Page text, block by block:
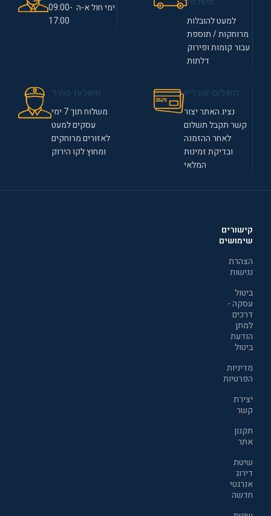
למעט להובלות
מרוחקות / תוספת
עבור קומות ופירוק
דלתות
ימי חול א-ה 09:00-
17:00
נציג האתר יצור
קשר תקבל תשלום
לאחר ההזמנה
ובדיקת זמינות
המלאי
משלוח תוך 7 ימי
עסקים למעט
לאזורים מרוחקים
ומחוץ לקו הירוק
קישורים
שימושים
הצהרת
נגישות
ביטול
עסקה -
דרכים
למתן
הודעת
ביטול
מדיניות
הפרטיות
יצירת
קשר
תקנון
אתר
שיטת
דירוג
אנרגטי
חדשה